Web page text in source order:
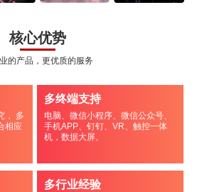
核心优势
的产品，更优质的服务
， 多
相应
多终端支持
电脑、微信小程序、微信公众号、
手机APP、钉钉、VR、触控一体
机，数据大屏。
多行业经验